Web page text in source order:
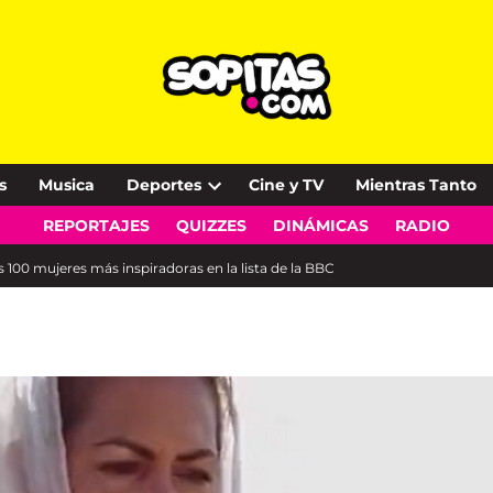
Musica Deportes
Open
dropdown
Cine y TV Mientras Tanto
REPORTAJES QUIZZES DINÁMICAS RADIO
mujeres más inspiradoras en la lista de la BBC